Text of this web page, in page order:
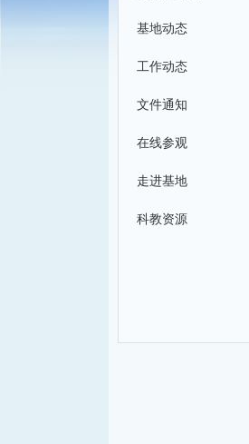
基地动态
工作动态
文件通知
在线参观
走进基地
科教资源